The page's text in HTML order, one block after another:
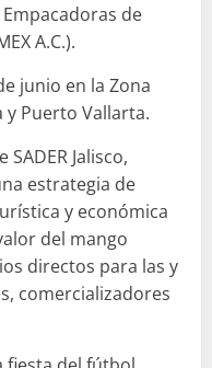
de
A.C.).
junio en la Zona
Puerto Vallarta.
Jalisco,
estrategia de
y económica
del mango
directos para las y
comercializadores